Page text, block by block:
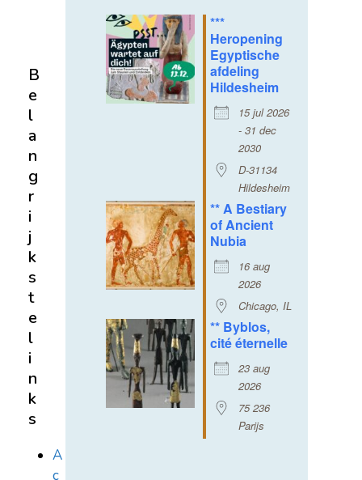
***
Heropening
Egyptische
afdeling
Hildesheim
15 jul 2026
- 31 dec
2030
D-31134
Hildesheim
** A Bestiary
of Ancient
Nubia
16 aug
2026
Chicago, IL
** Byblos,
cité éternelle
23 aug
2026
75 236
Parijs
B
e
l
a
n
g
r
i
j
k
s
t
e
l
i
n
k
s
A
c